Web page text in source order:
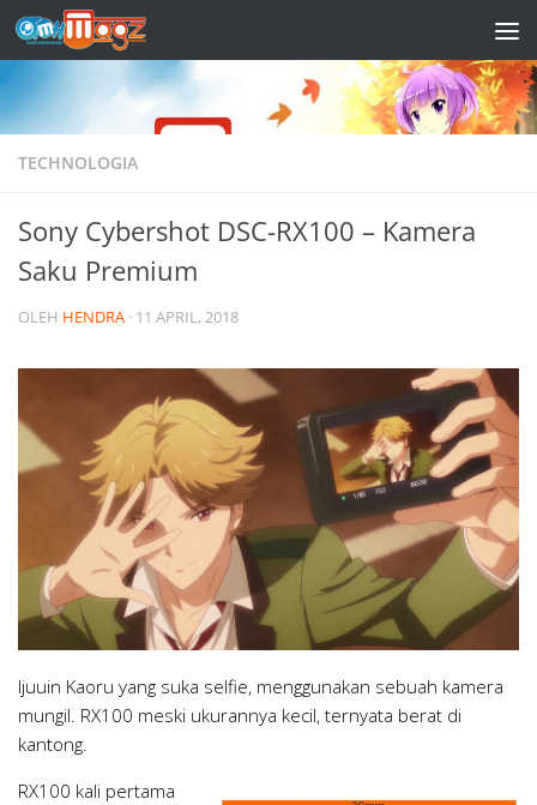
Skip to content
TECHNOLOGIA
Sony Cybershot DSC-RX100 – Kamera
Saku Premium
OLEH HENDRA · 11 APRIL, 2018
Ijuuin Kaoru yang suka selfie, menggunakan sebuah kamera
mungil. RX100 meski ukurannya kecil, ternyata berat di
kantong.
RX100 kali pertama